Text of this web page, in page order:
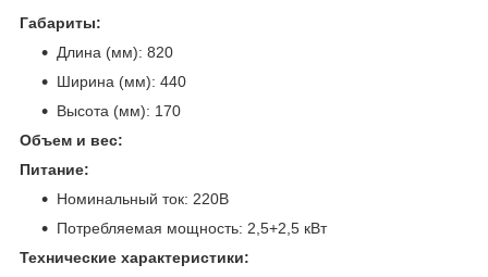
Габариты:
Длина (мм): 820
Ширина (мм): 440
Высота (мм): 170
Объем и вес:
Питание:
Номинальный ток: 220В
Потребляемая мощность: 2,5+2,5 кВт
Технические характеристики: